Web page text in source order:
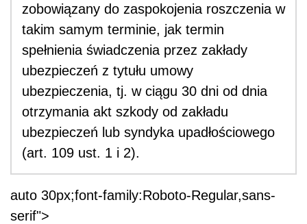
zobowiązany do zaspokojenia roszczenia w
takim samym terminie, jak termin
spełnienia świadczenia przez zakłady
ubezpieczeń z tytułu umowy
ubezpieczenia, tj. w ciągu 30 dni od dnia
otrzymania akt szkody od zakładu
ubezpieczeń lub syndyka upadłościowego
(art. 109 ust. 1 i 2).
auto 30px;font-family:Roboto-Regular,sans-
serif">